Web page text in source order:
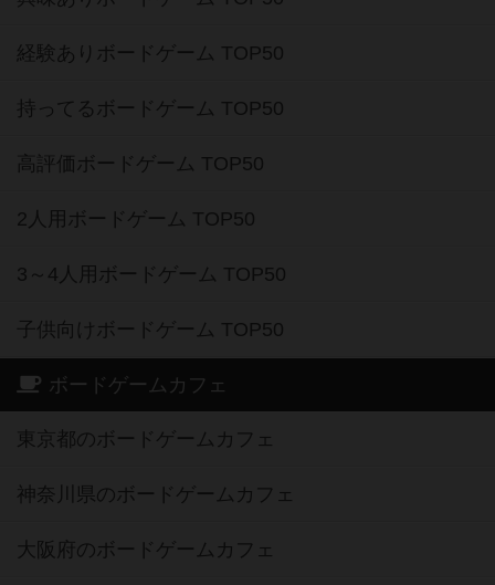
経験ありボードゲーム TOP50
持ってるボードゲーム TOP50
高評価ボードゲーム TOP50
2人用ボードゲーム TOP50
3～4人用ボードゲーム TOP50
子供向けボードゲーム TOP50
ボードゲームカフェ
東京都のボードゲームカフェ
神奈川県のボードゲームカフェ
大阪府のボードゲームカフェ